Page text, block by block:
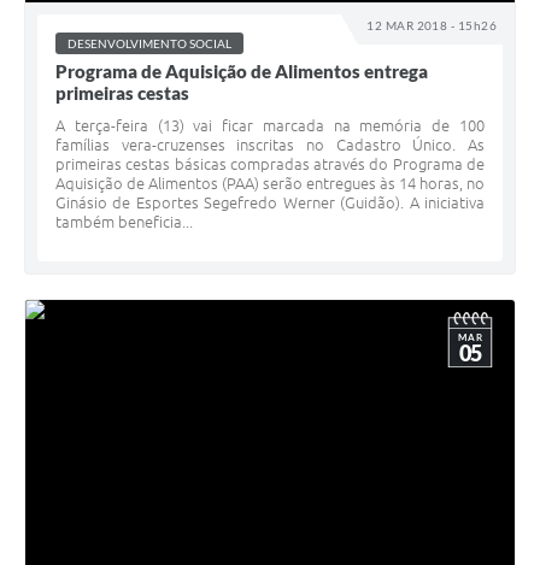
12 MAR 2018 - 15h26
DESENVOLVIMENTO SOCIAL
Programa de Aquisição de Alimentos entrega
primeiras cestas
A terça-feira (13) vai ficar marcada na memória de 100
famílias vera-cruzenses inscritas no Cadastro Único. As
primeiras cestas básicas compradas através do Programa de
Aquisição de Alimentos (PAA) serão entregues às 14 horas, no
Ginásio de Esportes Segefredo Werner (Guidão). A iniciativa
também beneficia...
MAR
05